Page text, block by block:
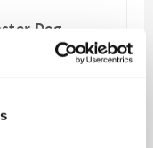
Dog
Sensitive
Fish Small
torrfoder